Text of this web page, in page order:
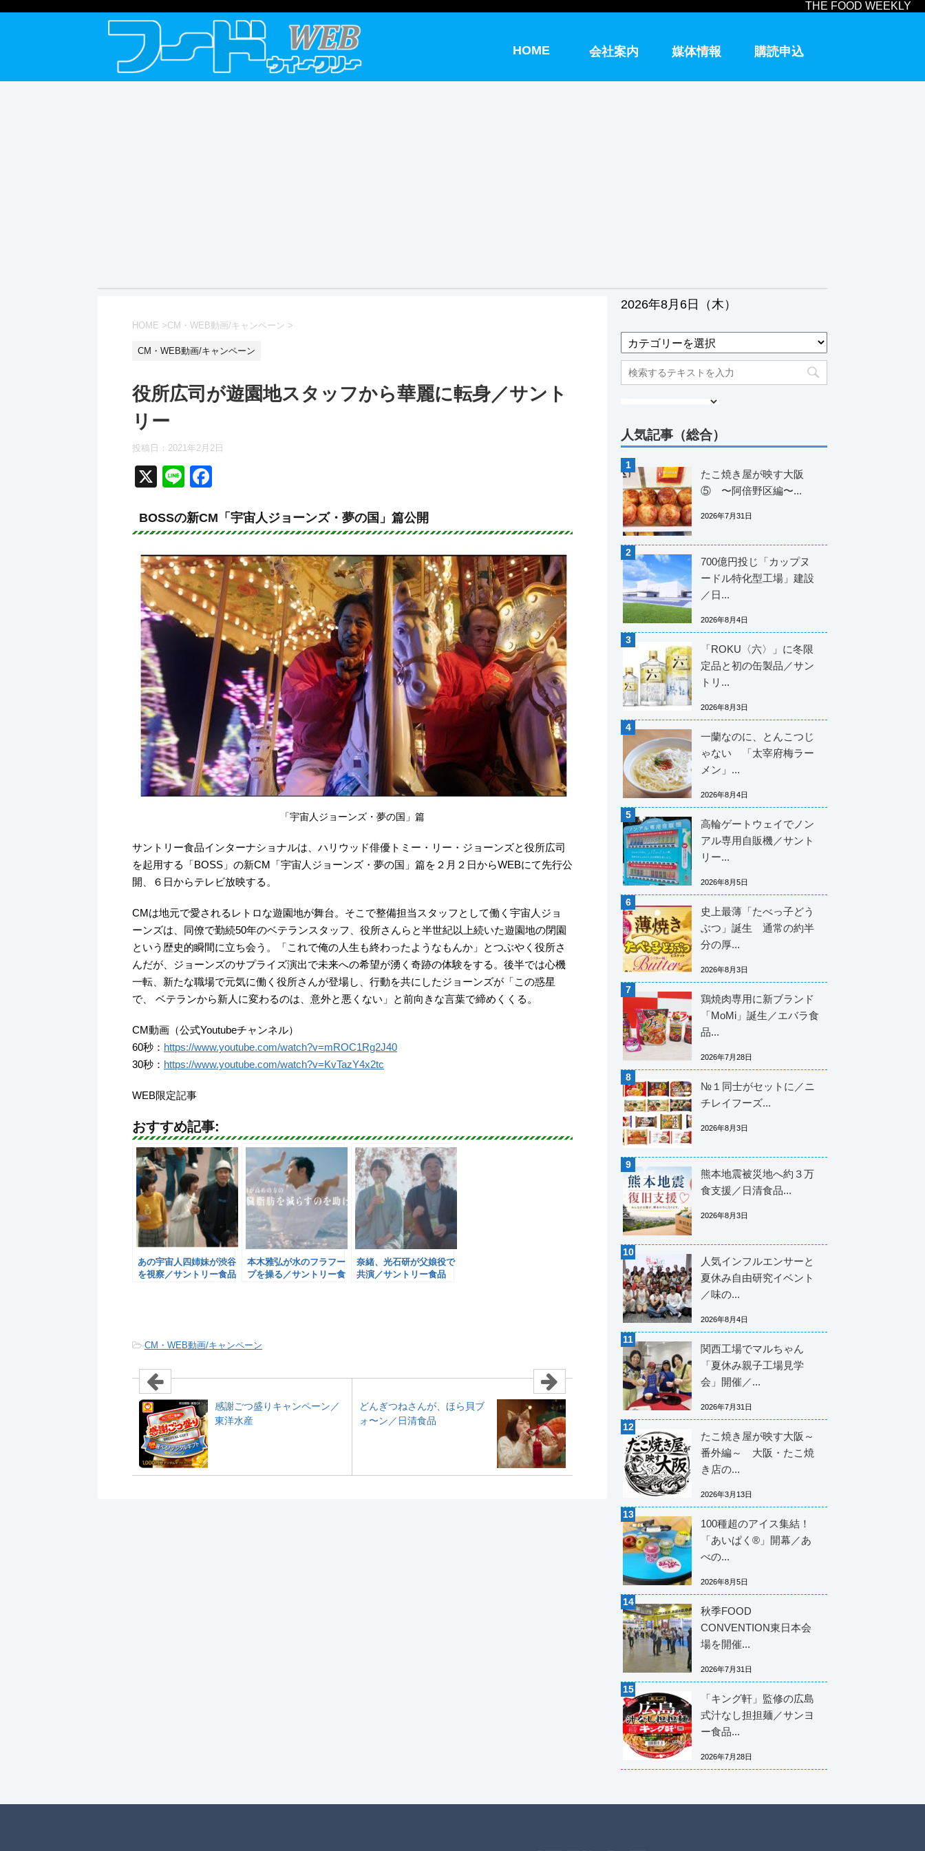
THE FOOD WEEKLY
HOME 会社案内 媒体情報 購読申込
HOME >CM・WEB動画/キャンペーン >
CM・WEB動画/キャンペーン
役所広司が遊園地スタッフから華麗に転身／サント
リー
投稿日： 2021年2月2日
X
Li
e
c
e
b
o
o
k
BOSSの新CM「宇宙人ジョーンズ・夢の国」篇公開
「宇宙人ジョーンズ・夢の国」篇
サントリー食品インターナショナルは、ハリウッド俳優トミー・リー・ジョーンズと役所広司
を起用する「BOSS」の新CM「宇宙人ジョーンズ・夢の国」篇を２月２日からWEBにて先行公
開、６日からテレビ放映する。
CMは地元で愛されるレトロな遊園地が舞台。そこで整備担当スタッフとして働く宇宙人ジョ
ーンズは、同僚で勤続50年のベテランスタッフ、役所さんらと半世紀以上続いた遊園地の閉園
という歴史的瞬間に立ち会う。「これで俺の人生も終わったようなもんか」とつぶやく役所さ
んだが、ジョーンズのサプライズ演出で未来への希望が湧く奇跡の体験をする。後半では心機
一転、新たな職場で元気に働く役所さんが登場し、行動を共にしたジョーンズが「この惑星
で、 ベテランから新人に変わるのは、意外と悪くない」と前向きな言葉で締めくくる。
CM動画（公式Youtubeチャンネル）
60秒： https://www.youtube.com/watch?v=mROC1Rg2J40
30秒： https://www.youtube.com/watch?v=KvTazY4x2tc
WEB限定記事
おすすめ記事:
あの宇宙人四姉妹が渋谷
を視察／サントリー食品
本木雅弘が水のフラフー
プを操る／サントリー食
奈緒、光石研が父娘役で
共演／サントリー食品
-CM・WEB動画/キャンペーン
感謝ごつ盛りキャンペーン／
東洋水産
どんぎつねさんが、ほら貝ブ
ォ〜ン／日清食品
2026年8月6日（木）
人気記事（総合）
たこ焼き屋が映す大阪
⑤ 〜阿倍野区編〜...
2026年7月31日
700億円投じ「カップヌ
ードル特化型工場」建設
／日...
2026年8月4日
「ROKU〈六〉」に冬限
定品と初の缶製品／サン
トリ...
2026年8月3日
一蘭なのに、とんこつじ
ゃない 「太宰府梅ラー
メン」...
2026年8月4日
高輪ゲートウェイでノン
アル専用自販機／サント
リー...
2026年8月5日
史上最薄「たべっ子どう
ぶつ」誕生 通常の約半
分の厚...
2026年8月3日
鶏焼肉専用に新ブランド
「MoMi」誕生／エバラ食
品...
2026年7月28日
№１同士がセットに／ニ
チレイフーズ...
2026年8月3日
熊本地震被災地へ約３万
食支援／日清食品...
2026年8月3日
人気インフルエンサーと
夏休み自由研究イベント
／味の...
2026年8月4日
関西工場でマルちゃん
「夏休み親子工場見学
会」開催／...
2026年7月31日
たこ焼き屋が映す大阪～
番外編～ 大阪・たこ焼
き店の...
2026年3月13日
100種超のアイス集結！
「あいぱく®」開幕／あ
べの...
2026年8月5日
秋季FOOD
CONVENTION東日本会
場を開催...
2026年7月31日
「キング軒」監修の広島
式汁なし担担麺／サンヨ
ー食品...
2026年7月28日